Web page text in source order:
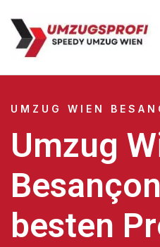
UMZUG WIEN
Umzug
besten